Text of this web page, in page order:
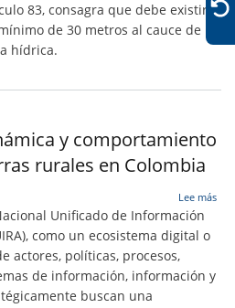
83, consagra que debe existir
de 30 metros al cauce de
hídrica.
y comportamiento
rurales en Colombia
Lee más
Unificado de Información
como un ecosistema digital o
actores, políticas, procesos,
de información, información y
buscan una